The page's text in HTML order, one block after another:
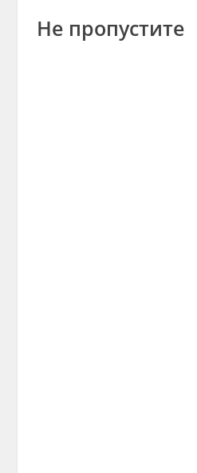
Не пропустите